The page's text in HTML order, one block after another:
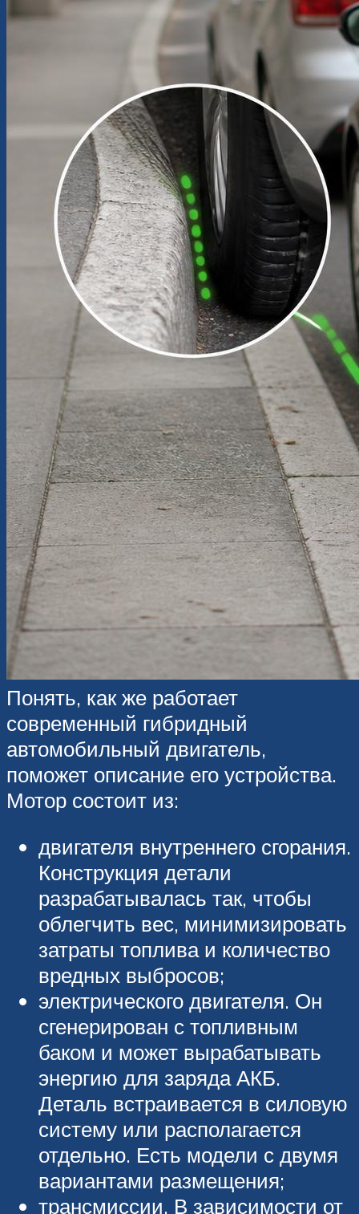
Понять, как же работает
современный гибридный
автомобильный двигатель,
поможет описание его устройства.
Мотор состоит из:
двигателя внутреннего сгорания.
Конструкция детали
разрабатывалась так, чтобы
облегчить вес, минимизировать
затраты топлива и количество
вредных выбросов;
электрического двигателя. Он
сгенерирован с топливным
баком и может вырабатывать
энергию для заряда АКБ.
Деталь встраивается в силовую
систему или располагается
отдельно. Есть модели с двумя
вариантами размещения;
трансмиссии. В зависимости от